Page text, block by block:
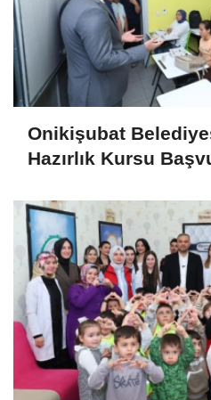
Onikişubat
Hazırlık Kursu